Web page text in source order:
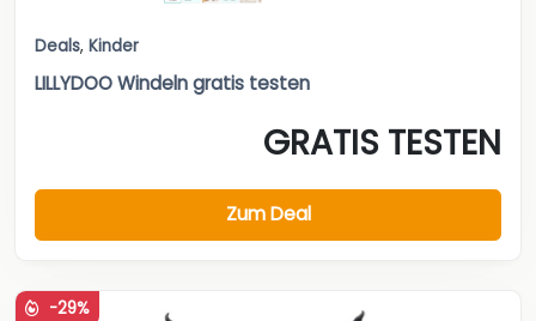
Deals, Kinder
LILLYDOO Windeln gratis testen
GRATIS TESTEN
Zum Deal
-29%